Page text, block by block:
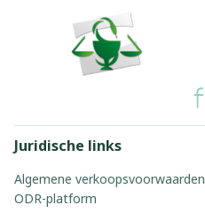
Juridische links
Algemene verkoopsvoorwaarden
ODR-platform